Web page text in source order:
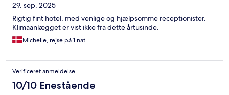
29. sep. 2025
Rigtig fint hotel, med venlige og hjælpsomme receptionister.
Klimaanlægget er vist ikke fra dette årtusinde.
Michelle, rejse på 1 nat
Verificeret anmeldelse
10/10 Enestående